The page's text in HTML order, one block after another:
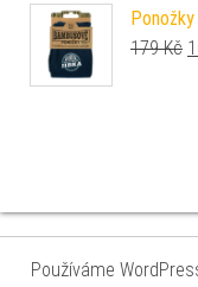
179Kč
Používáme